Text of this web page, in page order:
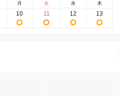
月
10
火
11
水
12
木
13